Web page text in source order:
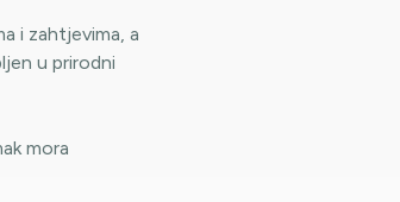
i zahtjevima, a
u prirodni
mora